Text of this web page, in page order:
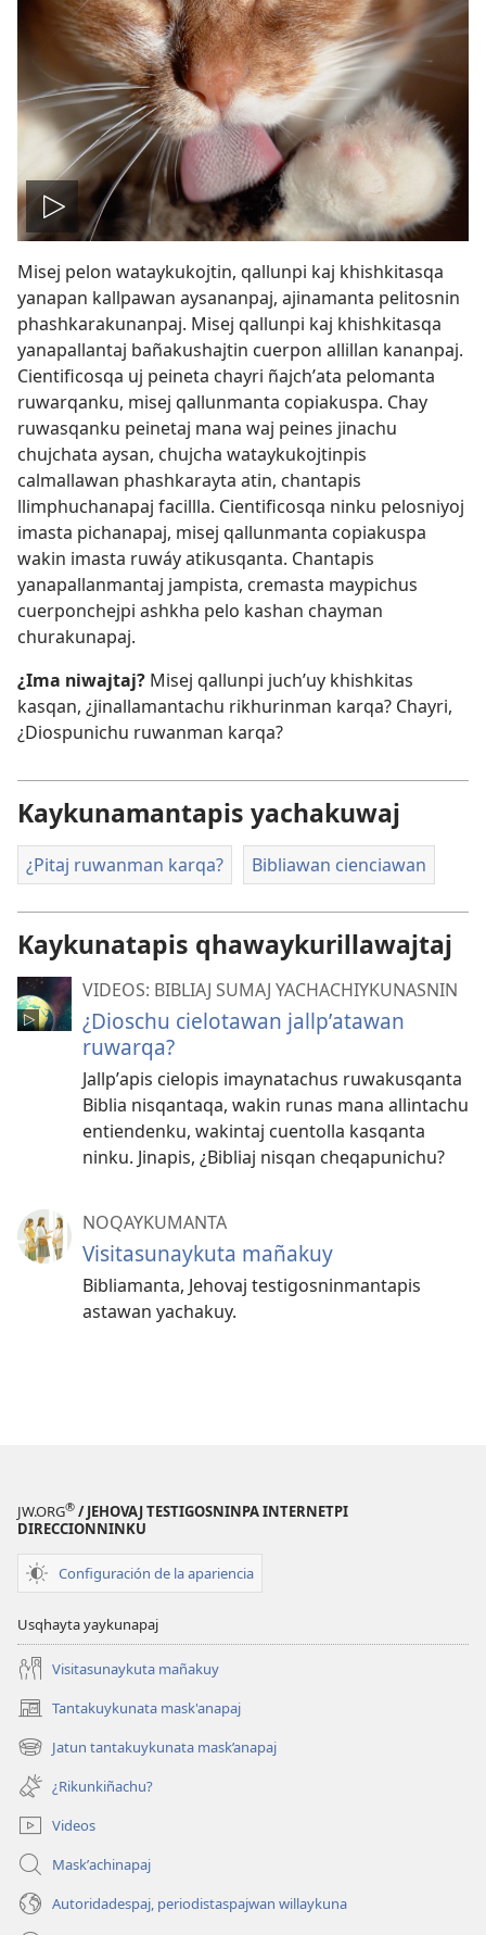
Reproducir
video
Misej pelon wataykukojtin, qallunpi kaj khishkitasqa
yanapan kallpawan aysananpaj, ajinamanta pelitosnin
phashkarakunanpaj. Misej qallunpi kaj khishkitasqa
yanapallantaj bañakushajtin cuerpon allillan kananpaj.
Cientificosqa uj peineta chayri ñajchʼata pelomanta
ruwarqanku, misej qallunmanta copiakuspa. Chay
ruwasqanku peinetaj mana waj peines jinachu
chujchata aysan, chujcha wataykukojtinpis
calmallawan phashkarayta atin, chantapis
llimphuchanapaj facillla. Cientificosqa ninku pelosniyoj
imasta pichanapaj, misej qallunmanta copiakuspa
wakin imasta ruwáy atikusqanta. Chantapis
yanapallanmantaj jampista, cremasta maypichus
cuerponchejpi ashkha pelo kashan chayman
churakunapaj.
¿Ima niwajtaj? Misej qallunpi juchʼuy khishkitas
kasqan, ¿jinallamantachu rikhurinman karqa? Chayri,
¿Diospunichu ruwanman karqa?
Kaykunamantapis yachakuwaj
¿Pitaj ruwanman karqa? Bibliawan cienciawan
Kaykunatapis qhawaykurillawajtaj
VIDEOS: BIBLIAJ SUMAJ YACHACHIYKUNASNIN
¿Dioschu cielotawan jallpʼatawan
ruwarqa?
Jallpʼapis cielopis imaynatachus ruwakusqanta
Biblia nisqantaqa, wakin runas mana allintachu
entiendenku, wakintaj cuentolla kasqanta
ninku. Jinapis, ¿Bibliaj nisqan cheqapunichu?
NOQAYKUMANTA
Visitasunaykuta mañakuy
Bibliamanta, Jehovaj testigosninmantapis
astawan yachakuy.
JW.ORG® / JEHOVAJ TESTIGOSNINPA INTERNETPI
DIRECCIONNINKU
Configuración de la apariencia
Usqhayta yaykunapaj
Visitasunaykuta mañakuy
Tantakuykunata mask'anapaj
(opens
new
window)
Jatun tantakuykunata mask’anapaj
(opens
new
window)
¿Rikunkiñachu?
Videos
Maskʼachinapaj
Autoridadespaj, periodistaspajwan willaykuna